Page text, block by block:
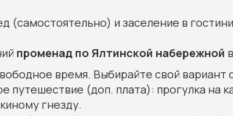
(самостоятельно) и заселение в
променад по Ялтинской набережной
время. Выбирайте свой вариант
путешествие (доп. плата): прогулка на
гнезду.